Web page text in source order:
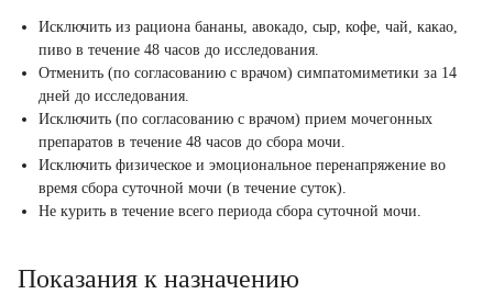
Исключить из рациона бананы, авокадо, сыр, кофе, чай, какао,
пиво в течение 48 часов до исследования.
Отменить (по согласованию с врачом) симпатомиметики за 14
дней до исследования.
Исключить (по согласованию с врачом) прием мочегонных
препаратов в течение 48 часов до сбора мочи.
Исключить физическое и эмоциональное перенапряжение во
время сбора суточной мочи (в течение суток).
Не курить в течение всего периода сбора суточной мочи.
Показания к назначению